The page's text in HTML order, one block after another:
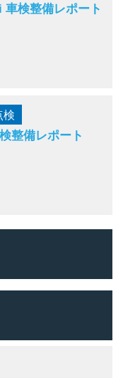
車検整備レポート
検
整備レポート